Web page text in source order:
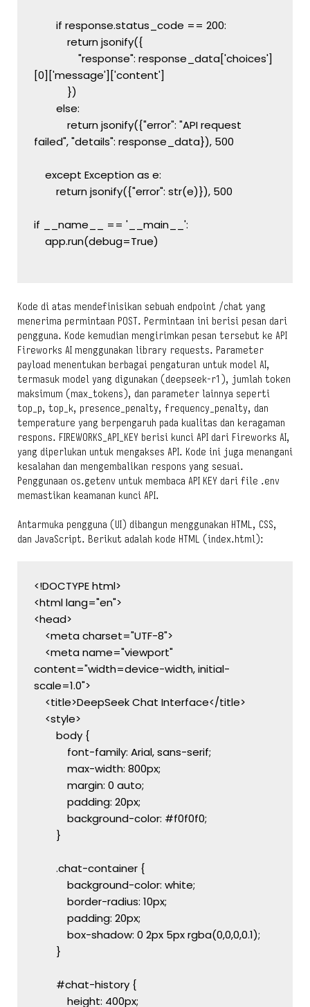
        if response.status_code == 200:
            return jsonify({
[0]['message']['content']
            })
        else:
failed", "details": response_data}), 500
    except Exception as e:
        return jsonify({"error": str(e)}), 500
if __name__ == '__main__':
    app.run(debug=True)
Kode di atas mendefinisikan sebuah endpoint /chat yang
menerima permintaan POST. Permintaan ini berisi pesan dari
pengguna. Kode kemudian mengirimkan pesan tersebut ke API
Fireworks AI menggunakan library requests. Parameter
payload menentukan berbagai pengaturan untuk model AI,
termasuk model yang digunakan (deepseek-r1), jumlah token
maksimum (max_tokens), dan parameter lainnya seperti
top_p, top_k, presence_penalty, frequency_penalty, dan
temperature yang berpengaruh pada kualitas dan keragaman
respons. FIREWORKS_API_KEY berisi kunci API dari Fireworks AI,
yang diperlukan untuk mengakses API. Kode ini juga menangani
kesalahan dan mengembalikan respons yang sesuai.
Penggunaan os.getenv untuk membaca API KEY dari file .env
memastikan keamanan kunci API.
Antarmuka pengguna (UI) dibangun menggunakan HTML, CSS,
dan JavaScript. Berikut adalah kode HTML (index.html):
<!DOCTYPE html>
<html lang="en">
<head>
    <meta charset="UTF-8">
content="width=device-width, initial-
scale=1.0">
    <title>DeepSeek Chat Interface</title>
    <style>
        body {
            font-family: Arial, sans-serif;
            max-width: 800px;
            margin: 0 auto;
            padding: 20px;
            background-color: #f0f0f0;
        }
        .chat-container {
            background-color: white;
            border-radius: 10px;
            padding: 20px;
            box-shadow: 0 2px 5px rgba(0,0,0,0.1);
        }
        #chat-history {
            height: 400px;